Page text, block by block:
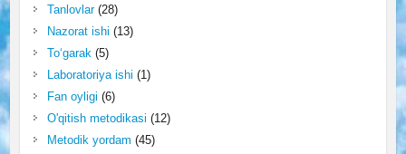
Tanlovlar(28)
Nazorat ishi (13)
To‘garak(5)
Laboratoriya ishi (1)
Fan oyligi (6)
O'qitish metodikasi (12)
Metodik yordam (45)